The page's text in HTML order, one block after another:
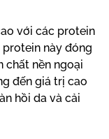
với các protein
này đóng
chất nền ngoại
đến giá trị cao
hồi da và cải